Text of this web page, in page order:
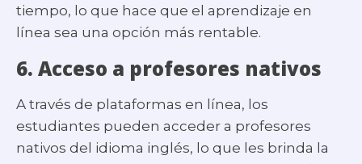
tiempo, lo que hace que el aprendizaje en
línea sea una opción más rentable.
6. Acceso a profesores nativos
A través de plataformas en línea, los
estudiantes pueden acceder a profesores
nativos del idioma inglés, lo que les brinda la